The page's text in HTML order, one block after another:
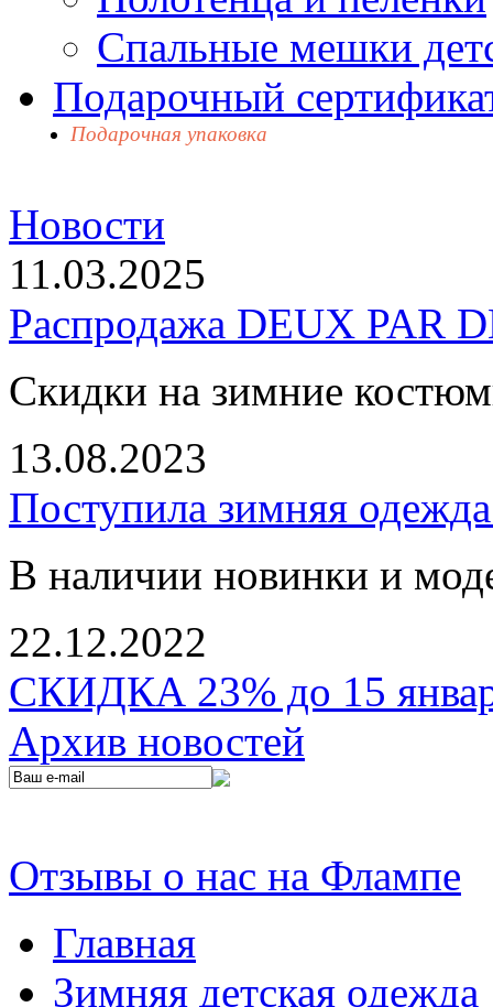
Спальные мешки
Подарочный
Подарочная упаковка
Новости
11.03.2025
Распродажа DEUX PAR
Скидки на зимние
13.08.2023
Поступила зимняя
В наличии новинки и
22.12.2022
СКИДКА 23% до 15
Архив новостей
Отзывы о нас на Флампе
Главная
Зимняя детская одежда